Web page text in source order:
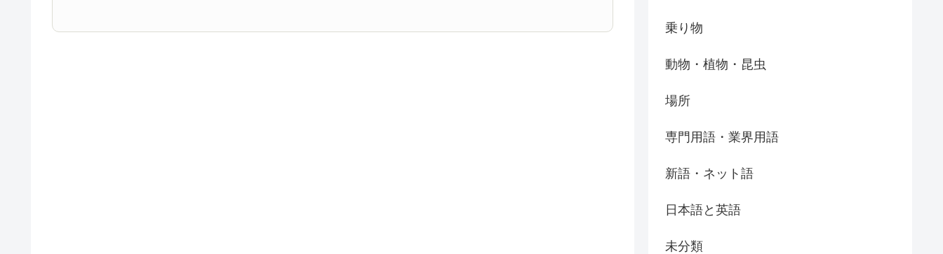
乗り物
動物・植物・昆虫
場所
専門用語・業界用語
新語・ネット語
日本語と英語
未分類